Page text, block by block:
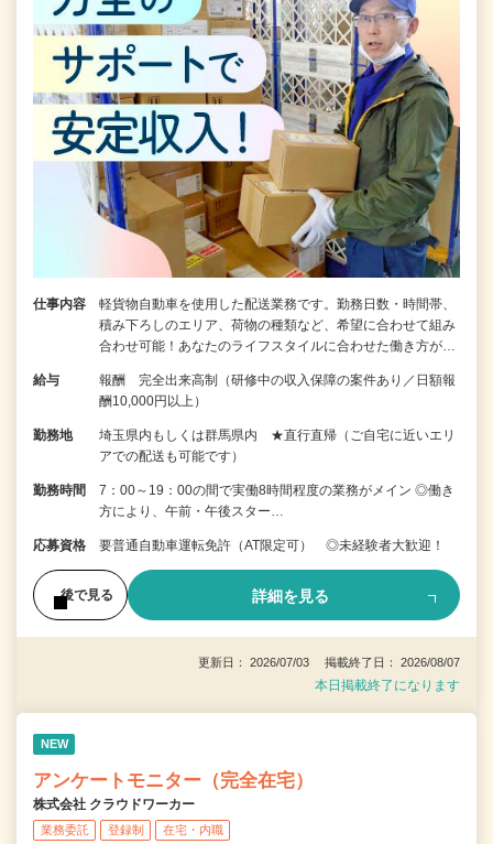
仕事内容
軽貨物自動車を使用した配送業務です。勤務日数・時間帯、
積み下ろしのエリア、荷物の種類など、希望に合わせて組み
合わせ可能！あなたのライフスタイルに合わせた働き方が…
給与
報酬 完全出来高制（研修中の収入保障の案件あり／日額報
酬10,000円以上）
勤務地
埼玉県内もしくは群馬県内 ★直行直帰（ご自宅に近いエリ
アでの配送も可能です）
勤務時間
7：00～19：00の間で実働8時間程度の業務がメイン ◎働き
方により、午前・午後スター…
応募資格 要普通自動車運転免許（AT限定可） ◎未経験者大歓迎！
後で見る 詳細を見る
更新日： 2026/07/03 掲載終了日： 2026/08/07
本日掲載終了になります
NEW
アンケートモニター（完全在宅）
株式会社 クラウドワーカー
業務委託 登録制 在宅・内職